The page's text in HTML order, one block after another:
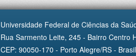
Universidade Federal de Ciências da
Rua Sarmento Leite, 245 - Bairro Centro
CEP: 90050-170 - Porto Alegre/RS - Brasil